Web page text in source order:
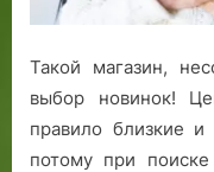
Такой магазин,
выбор новинок!
правило близкие
потому при